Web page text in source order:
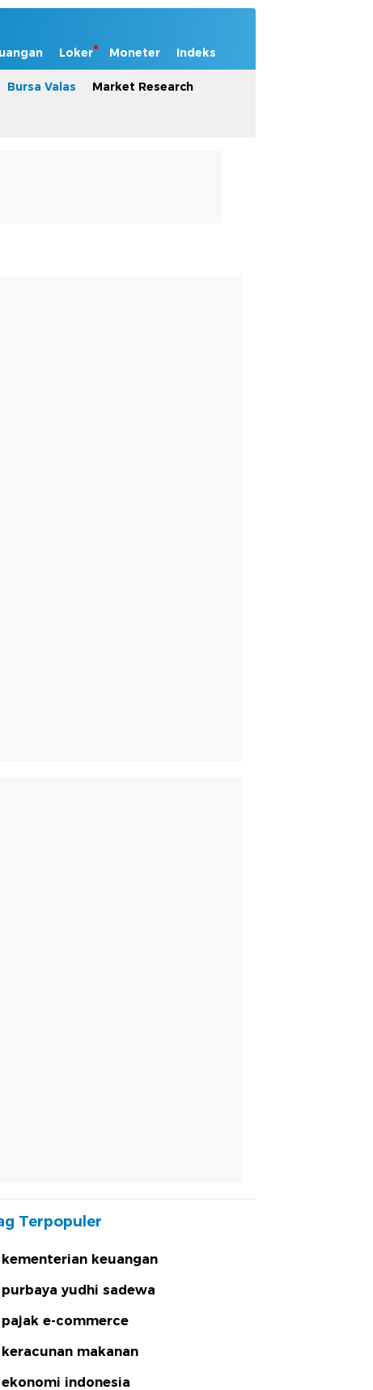
Loker Moneter Indeks
Bursa Valas Market Research
Terpopuler
kementerian keuangan
purbaya yudhi sadewa
pajak e-commerce
keracunan makanan
ekonomi indonesia